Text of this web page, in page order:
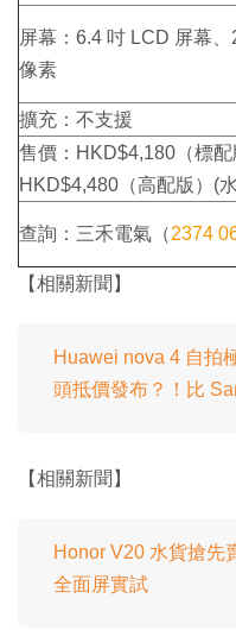
屏幕：6.4 吋 LCD 屏幕
像素
擴充：不支援
售價：HKD$4,180（標配
HKD$4,480（高配版）(水
查詢：三禾電氣（2374
【相關新聞】
Huawei nova 4 自拍
頭抵價發布？！比
【相關新聞】
Honor V20 水貨搶先
全面屏實試